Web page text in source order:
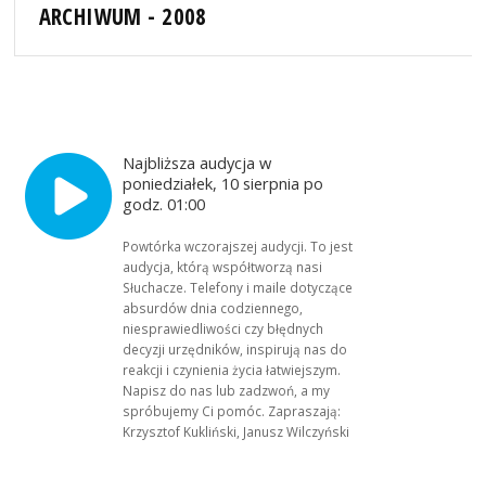
ARCHIWUM - 2008
Najbliższa audycja w
poniedziałek, 10 sierpnia po
godz. 01:00
Powtórka wczorajszej audycji. To jest
audycja, którą współtworzą nasi
Słuchacze. Telefony i maile dotyczące
absurdów dnia codziennego,
niesprawiedliwości czy błędnych
decyzji urzędników, inspirują nas do
reakcji i czynienia życia łatwiejszym.
Napisz do nas lub zadzwoń, a my
spróbujemy Ci pomóc. Zapraszają:
Krzysztof Kukliński, Janusz Wilczyński